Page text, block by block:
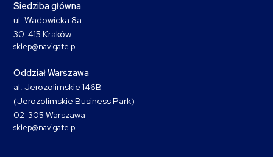
Siedziba główna
ul. Wadowicka 8a
30-415 Kraków
sklep@navigate.pl
Oddział Warszawa
al. Jerozolimskie 146B
(Jerozolimskie Business Park)
02-305 Warszawa
sklep@navigate.pl